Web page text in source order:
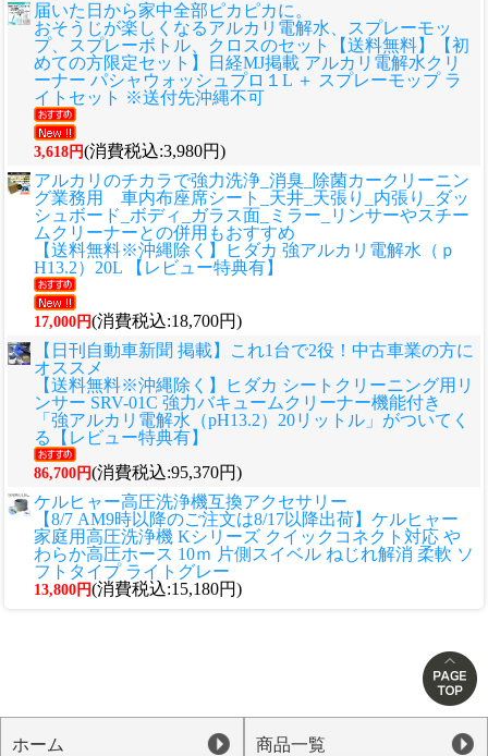
届いた日から家中全部ピカピカに。
おそうじが楽しくなるアルカリ電解水、スプレーモッ
プ、スプレーボトル、クロスのセット
【送料無料】【初
めての方限定セット】日経MJ掲載 アルカリ電解水クリ
ーナー パシャウォッシュプロ１L ＋ スプレーモップ ラ
イトセット ※送付先沖縄不可
3,618円(消費税込:3,980円)
アルカリのチカラで強力洗浄_消臭_除菌カークリーニン
グ業務用 車内布座席シート_天井_天張り_内張り_ダッ
シュボード_ボディ_ガラス面_ミラー_リンサーやスチー
ムクリーナーとの併用もおすすめ
【送料無料※沖縄除く】ヒダカ 強アルカリ電解水（ｐ
H13.2）20L 【レビュー特典有】
17,000円(消費税込:18,700円)
【日刊自動車新聞 掲載】これ1台で2役！中古車業の方に
オススメ
【送料無料※沖縄除く】ヒダカ シートクリーニング用リ
ンサー SRV-01C 強力バキュームクリーナー機能付き
「強アルカリ電解水（pH13.2）20リットル」がついてく
る【レビュー特典有】
86,700円(消費税込:95,370円)
ケルヒャー高圧洗浄機互換アクセサリー
【8/7 AM9時以降のご注文は8/17以降出荷】ケルヒャー
家庭用高圧洗浄機 Kシリーズ クイックコネクト対応 や
わらか高圧ホース 10ｍ 片側スイベル ねじれ解消 柔軟 ソ
フトタイプ ライトグレー
13,800円(消費税込:15,180円)
ホーム 商品一覧